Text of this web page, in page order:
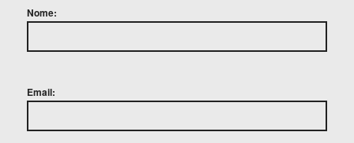
Nome:
Email: